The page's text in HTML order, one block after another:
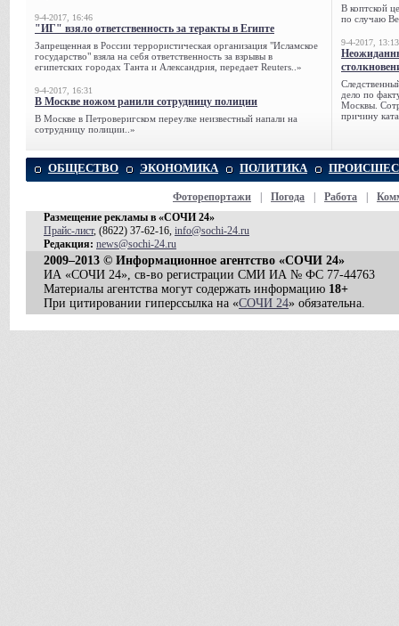
9-4-2017, 16:46
"ИГ" взяло ответственность за теракты в Египте
Запрещенная в России террористическая организация "Исламское
государство" взяла на себя ответственность за взрывы в
египетских городах Танта и Александрия, передает Reuters..»
9-4-2017, 16:31
В Москве ножом ранили сотрудницу полиции
В Москве в Петроверигском переулке неизвестный напали на
сотрудницу полиции..»
В коптской
по случаю
9-4-2017, 13:13
дело по
Москвы.
причину
ОБЩЕСТВО ЭКОНОМИКА ПОЛИТИКА
Фоторепортажи Погода Работа
Размещение рекламы в «СОЧИ 24»
Прайс-лист, (8622) 37-62-16, info@sochi-24.ru
Редакция: news@sochi-24.ru
2009–2013 © Информационное агентство «СОЧИ 24»
ИА «СОЧИ 24», св-во регистрации СМИ ИА № ФС 77-44763
Материалы агентства могут содержать информацию 18+
При цитировании гиперссылка на «СОЧИ 24» обязательна.